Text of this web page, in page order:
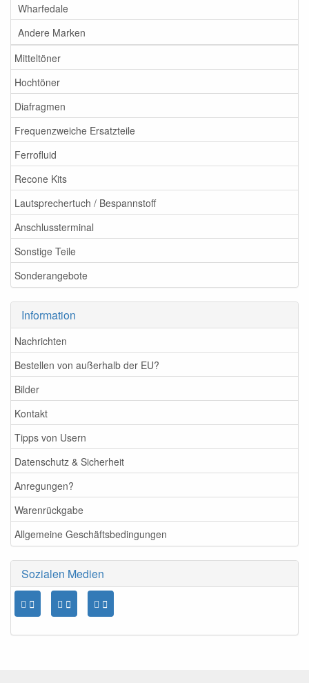
Wharfedale
Andere Marken
Mitteltöner
Hochtöner
Diafragmen
Frequenzweiche Ersatzteile
Ferrofluid
Recone Kits
Lautsprechertuch / Bespannstoff
Anschlussterminal
Sonstige Teile
Sonderangebote
Information
Nachrichten
Bestellen von außerhalb der EU?
Bilder
Kontakt
Tipps von Usern
Datenschutz & Sicherheit
Anregungen?
Warenrückgabe
Allgemeine Geschäftsbedingungen
Sozialen Medien